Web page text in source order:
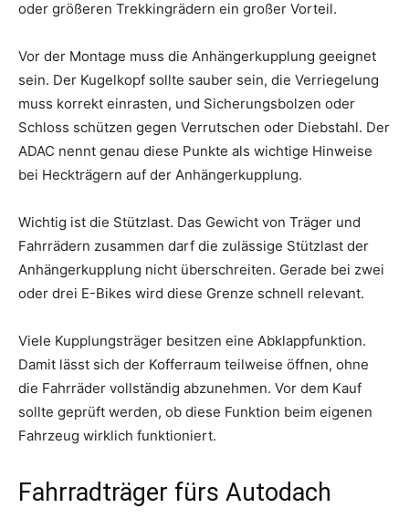
oder größeren Trekkingrädern ein großer Vorteil.
Vor der Montage muss die Anhängerkupplung geeignet
sein. Der Kugelkopf sollte sauber sein, die Verriegelung
muss korrekt einrasten, und Sicherungsbolzen oder
Schloss schützen gegen Verrutschen oder Diebstahl. Der
ADAC nennt genau diese Punkte als wichtige Hinweise
bei Heckträgern auf der Anhängerkupplung.
Wichtig ist die Stützlast. Das Gewicht von Träger und
Fahrrädern zusammen darf die zulässige Stützlast der
Anhängerkupplung nicht überschreiten. Gerade bei zwei
oder drei E-Bikes wird diese Grenze schnell relevant.
Viele Kupplungsträger besitzen eine Abklappfunktion.
Damit lässt sich der Kofferraum teilweise öffnen, ohne
die Fahrräder vollständig abzunehmen. Vor dem Kauf
sollte geprüft werden, ob diese Funktion beim eigenen
Fahrzeug wirklich funktioniert.
Fahrradträger fürs Autodach